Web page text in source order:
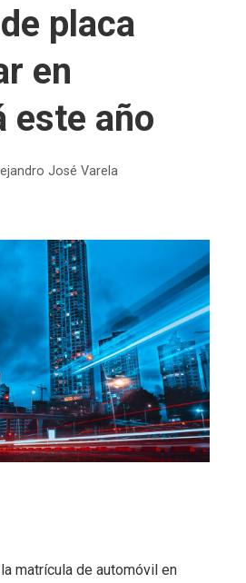
placa
en
este año
José Varela
matrícula de automóvil en